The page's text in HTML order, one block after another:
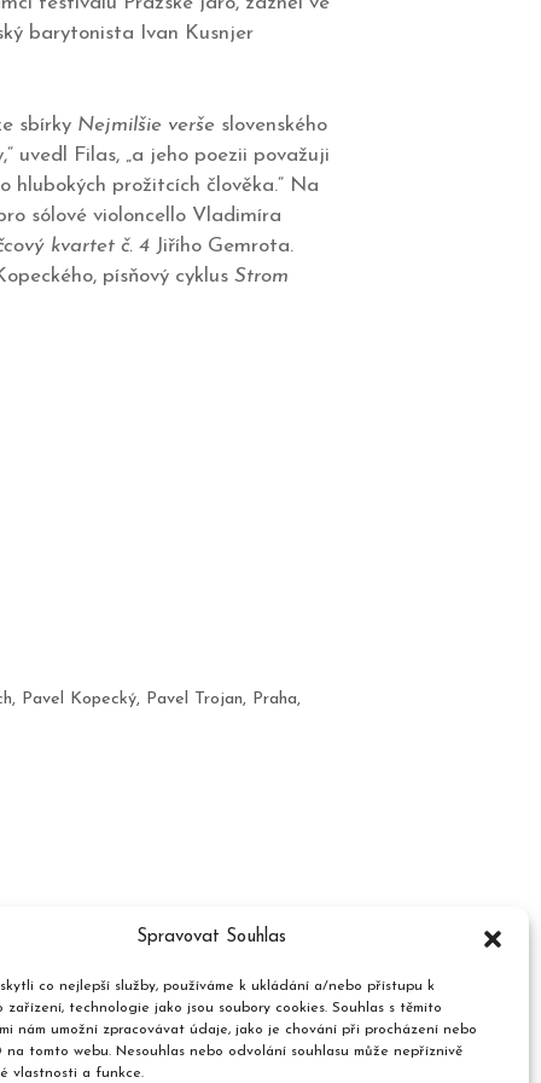
Spravovat Souhlas
co nejlepší služby, používáme k ukládání a/nebo přístupu k
zařízení, technologie jako jsou soubory cookies. Souhlas s těmito
nám umožní zpracovávat údaje, jako je chování při procházení nebo
na tomto webu. Nesouhlas nebo odvolání souhlasu může nepříznivě
vlastnosti a funkce.
barytonista Ivan Kusnjer
sbírky Nejmilšie verše slovenského
uvedl Filas, „a jeho poezii považuji
hlubokých prožitcích člověka.“ Na
sólové violoncello Vladimíra
kvartet č. 4 Jiřího Gemrota.
písňový cyklus Strom
, Pavel Kopecký, Pavel Trojan, Praha,